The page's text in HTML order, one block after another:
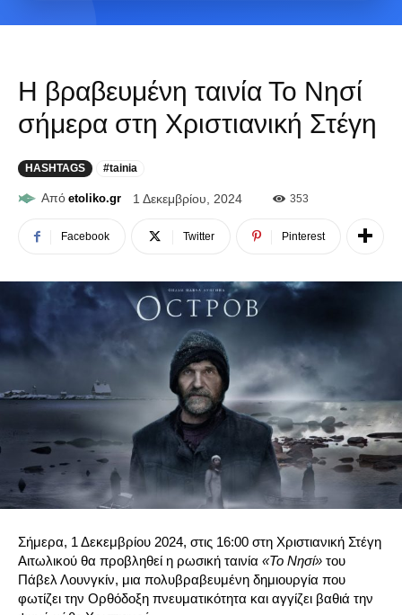
Η βραβευμένη ταινία Το Νησί
σήμερα στη Χριστιανική Στέγη
HASHTAGS #tainia
Από etoliko.gr 1 Δεκεμβρίου, 2024 353
Facebook Twitter Pinterest
Σήμερα, 1 Δεκεμβρίου 2024, στις 16:00 στη Χριστιανική Στέγη
Αιτωλικού θα προβληθεί η ρωσική ταινία «Το Νησί» του
Πάβελ Λουνγκίν, μια πολυβραβευμένη δημιουργία που
φωτίζει την Ορθόδοξη πνευματικότητα και αγγίζει βαθιά την